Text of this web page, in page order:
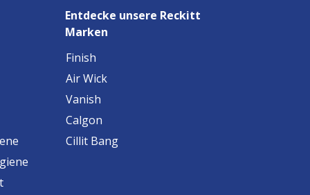
Entdecke unsere Reckitt
Marken
Finish
Air Wick
Vanish
Calgon
Cillit Bang